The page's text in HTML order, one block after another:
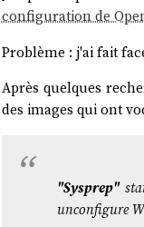
configuration de
Problème : j'ai fait
Après quelques
des images qui ont
"Sysprep"
unconfigure